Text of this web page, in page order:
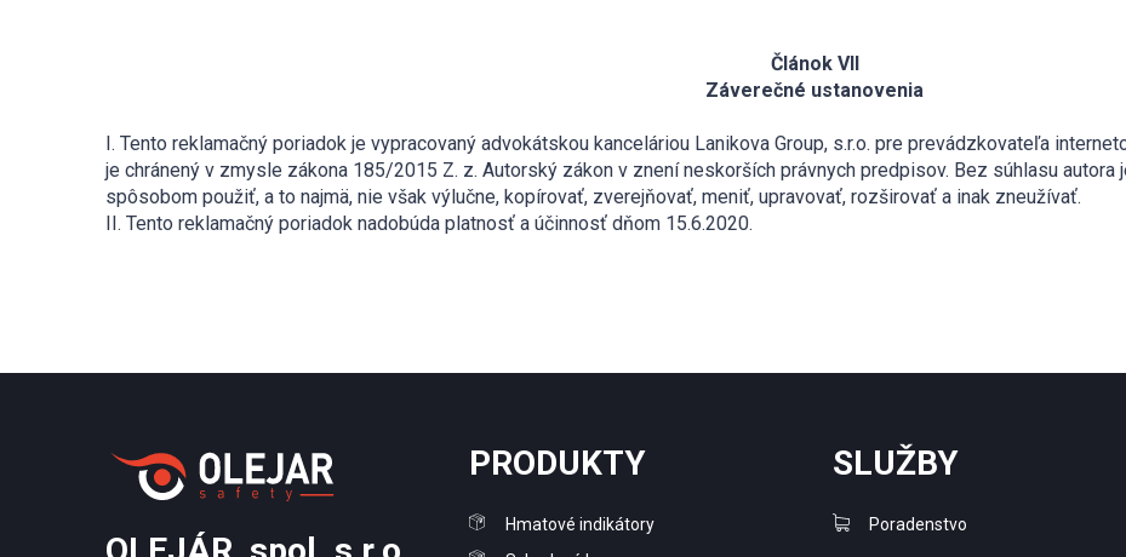
Článok VII
Záverečné ustanovenia
I. Tento reklamačný poriadok je vypracovaný advokátskou kanceláriou Lanikova Group, s.r.o. pre prevádzkovateľa
je chránený v zmysle zákona 185/2015 Z. z. Autorský zákon v znení neskorších právnych predpisov. Bez súhlasu
spôsobom použiť, a to najmä, nie však výlučne, kopírovať, zverejňovať, meniť, upravovať, rozširovať a inak zneužívať.
II. Tento reklamačný poriadok nadobúda platnosť a účinnosť dňom 15.6.2020.
PRODUKTY
Hmatové indikátory
SLUŽBY
Poradenstvo